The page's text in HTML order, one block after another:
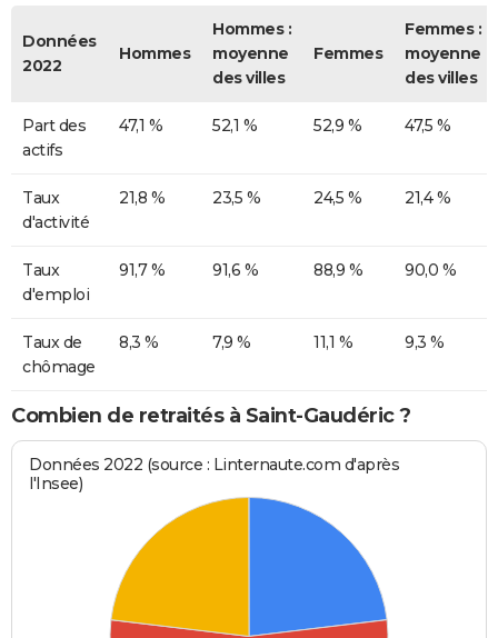
Données
2022
Hommes
Hommes :
moyenne
des villes
Femmes
Femmes :
moyenne
des villes
Part des
actifs
47,1 % 52,1 % 52,9 % 47,5 %
Taux
d'activité
21,8 % 23,5 % 24,5 % 21,4 %
Taux
d'emploi
91,7 % 91,6 % 88,9 % 90,0 %
Taux de
chômage
8,3 % 7,9 % 11,1 % 9,3 %
Combien de retraités à Saint-Gaudéric ?
Données 2022 (source : Linternaute.com d'après
l'Insee)